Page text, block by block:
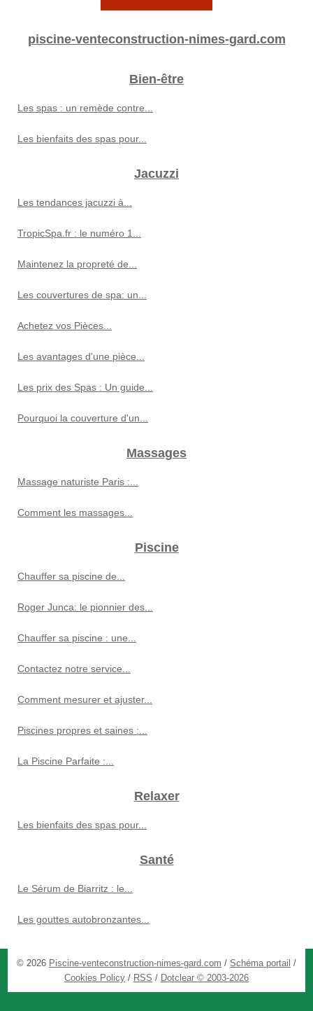
piscine-venteconstruction-nimes-gard.com
Bien-être
Les spas : un remède contre...
Les bienfaits des spas pour...
Jacuzzi
Les tendances jacuzzi à...
TropicSpa.fr : le numéro 1...
Maintenez la propreté de...
Les couvertures de spa: un...
Achetez vos Pièces...
Les avantages d'une pièce...
Les prix des Spas : Un guide...
Pourquoi la couverture d'un...
Massages
Massage naturiste Paris :...
Comment les massages...
Piscine
Chauffer sa piscine de...
Roger Junca: le pionnier des...
Chauffer sa piscine : une...
Contactez notre service...
Comment mesurer et ajuster...
Piscines propres et saines :...
La Piscine Parfaite :...
Relaxer
Les bienfaits des spas pour...
Santé
Le Sérum de Biarritz : le...
Les gouttes autobronzantes...
© 2026 Piscine-venteconstruction-nimes-gard.com / Schéma portail /
Cookies Policy / RSS / Dotclear © 2003-2026